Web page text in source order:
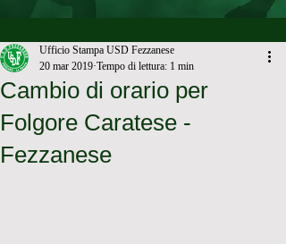
Cambio di orario per
Folgore Caratese -
Fezzanese
Ufficio Stampa USD Fezzanese
20 mar 2019 Tempo di lettura: 1 min